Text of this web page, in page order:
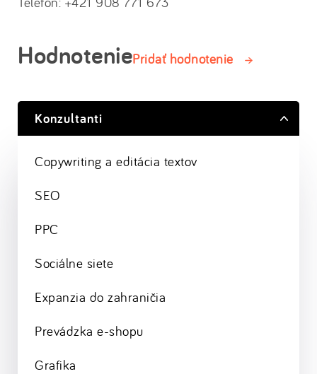
HodnoteniePridať hodnotenie
Konzultanti
Copywriting a editácia textov
SEO
PPC
Sociálne siete
Expanzia do zahraničia
Prevádzka e-shopu
Grafika